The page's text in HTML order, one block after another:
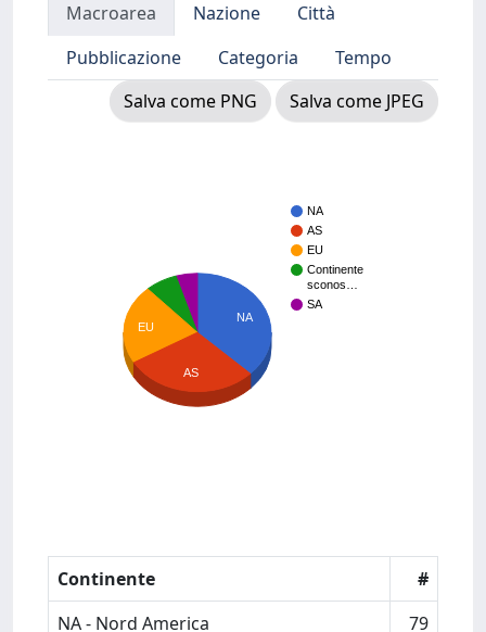
Macroarea Nazione
Città
Pubblicazione
Categoria
Tempo
Salva come PNG
Salva come JPEG
NA
AS
EU
Continente
sconos…
SA
NA
EU
AS
Continente
#
NA - Nord America
79